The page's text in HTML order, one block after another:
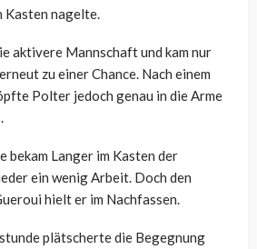
Kasten nagelte.
aktivere Mannschaft und kam nur
zu einer Chance. Nach einem
Polter jedoch genau in die Arme
bekam Langer im Kasten der
ein wenig Arbeit. Doch den
hielt er im Nachfassen.
plätscherte die Begegnung